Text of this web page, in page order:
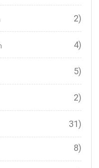
2)
4)
5)
2)
31)
8)